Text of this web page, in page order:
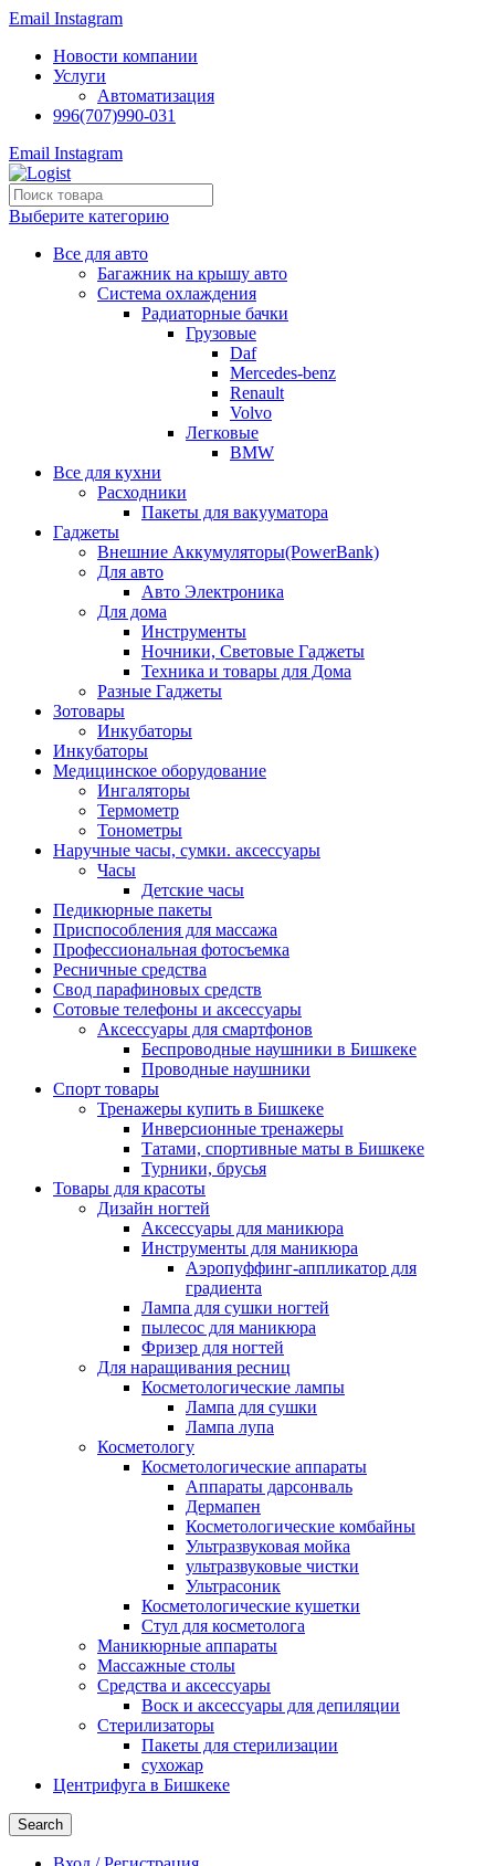
Email Instagram
Новости компании
Услуги
Автоматизация
996(707)990-031
Email Instagram
Выберите категорию
Все для авто
Багажник на крышу авто
Система охлаждения
Радиаторные бачки
Грузовые
Daf
Mercedes-benz
Renault
Volvo
Легковые
BMW
Все для кухни
Расходники
Пакеты для вакууматора
Гаджеты
Внешние Аккумуляторы(PowerBank)
Для авто
Авто Электроника
Для дома
Инструменты
Ночники, Световые Гаджеты
Техника и товары для Дома
Разные Гаджеты
Зотовары
Инкубаторы
Инкубаторы
Медицинское оборудование
Ингаляторы
Термометр
Тонометры
Наручные часы, сумки. аксессуары
Часы
Детские часы
Педикюрные пакеты
Приспособления для массажа
Профессиональная фотосъемка
Ресничные средства
Свод парафиновых средств
Сотовые телефоны и аксессуары
Аксессуары для смартфонов
Беспроводные наушники в Бишкеке
Проводные наушники
Спорт товары
Тренажеры купить в Бишкеке
Инверсионные тренажеры
Татами, спортивные маты в Бишкеке
Турники, брусья
Товары для красоты
Дизайн ногтей
Аксессуары для маникюра
Инструменты для маникюра
Аэропуффинг-аппликатор для
градиента
Лампа для сушки ногтей
пылесос для маникюра
Фризер для ногтей
Для наращивания ресниц
Косметологические лампы
Лампа для сушки
Лампа лупа
Косметологу
Косметологические аппараты
Аппараты дарсонваль
Дермапен
Косметологические комбайны
Ультразвуковая мойка
ультразвуковые чистки
Ультрасоник
Косметологические кушетки
Стул для косметолога
Маникюрные аппараты
Массажные столы
Средства и аксессуары
Воск и аксессуары для депиляции
Стерилизаторы
Пакеты для стерилизации
сухожар
Центрифуга в Бишкеке
Search